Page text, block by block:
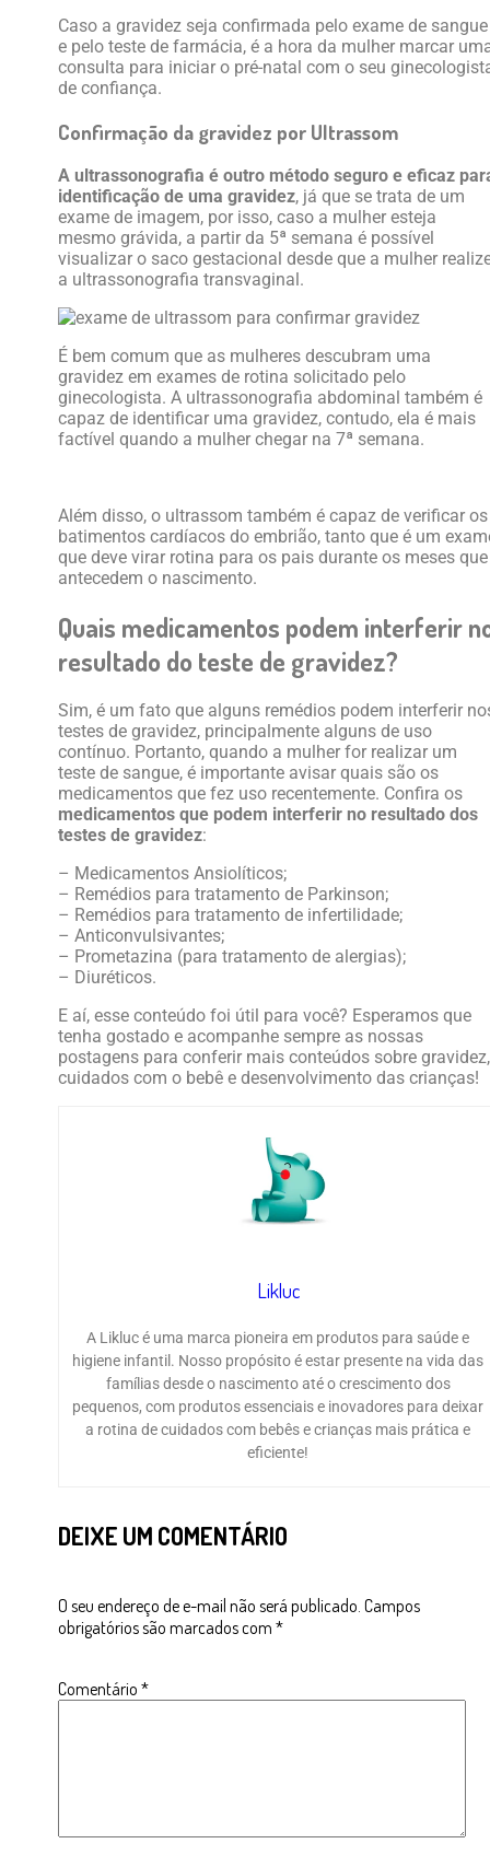
Caso a gravidez seja confirmada pelo exame de sangue
e pelo teste de farmácia, é a hora da mulher marcar
consulta para iniciar o pré-natal com o seu
de confiança.
Confirmação da gravidez por Ultrassom
A ultrassonografia é outro método seguro e eficaz
identificação de uma gravidez, já que se trata de um
exame de imagem, por isso, caso a mulher esteja
mesmo grávida, a partir da 5ª semana é possível
visualizar o saco gestacional desde que a mulher
a ultrassonografia transvaginal.
É bem comum que as mulheres descubram uma
gravidez em exames de rotina solicitado pelo
ginecologista. A ultrassonografia abdominal também é
capaz de identificar uma gravidez, contudo, ela é mais
factível quando a mulher chegar na 7ª semana.
Além disso, o ultrassom também é capaz de verificar os
batimentos cardíacos do embrião, tanto que é um
que deve virar rotina para os pais durante os meses que
antecedem o nascimento.
Quais medicamentos podem interferir
resultado do teste de gravidez?
Sim, é um fato que alguns remédios podem interferir
testes de gravidez, principalmente alguns de uso
contínuo. Portanto, quando a mulher for realizar um
teste de sangue, é importante avisar quais são os
medicamentos que fez uso recentemente. Confira os
medicamentos que podem interferir no resultado dos
testes de gravidez:
– Medicamentos Ansiolíticos;
– Remédios para tratamento de Parkinson;
– Remédios para tratamento de infertilidade;
– Anticonvulsivantes;
– Prometazina (para tratamento de alergias);
– Diuréticos.
E aí, esse conteúdo foi útil para você? Esperamos que
tenha gostado e acompanhe sempre as nossas
postagens para conferir mais conteúdos sobre gravidez,
cuidados com o bebê e desenvolvimento das crianças!
Likluc
A Likluc é uma marca pioneira em produtos para saúde e
higiene infantil. Nosso propósito é estar presente na vida das
famílias desde o nascimento até o crescimento dos
pequenos, com produtos essenciais e inovadores para deixar
a rotina de cuidados com bebês e crianças mais prática e
eficiente!
DEIXE UM COMENTÁRIO
O seu endereço de e-mail não será publicado. Campos
obrigatórios são marcados com *
Comentário *